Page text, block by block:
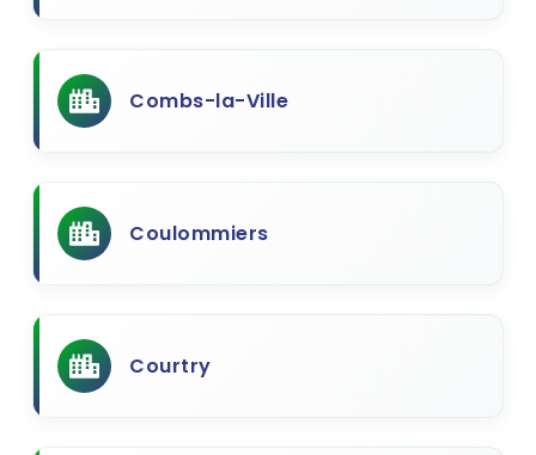
Combs-la-Ville
Coulommiers
Courtry